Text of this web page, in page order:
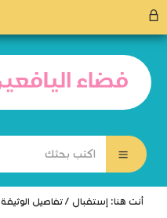
أنت هنا: إستقبال / تفاصيل الوثيقة